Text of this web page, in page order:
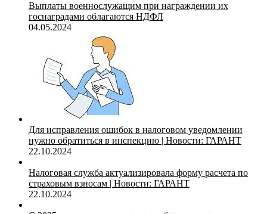
Выплаты военнослужащим при награждении их
госнаградами облагаются НДФЛ
04.05.2024
Для исправления ошибок в налоговом уведомлении
нужно обратиться в инспекцию | Новости: ГАРАНТ
22.10.2024
Налоговая служба актуализировала форму расчета по
страховым взносам | Новости: ГАРАНТ
22.10.2024